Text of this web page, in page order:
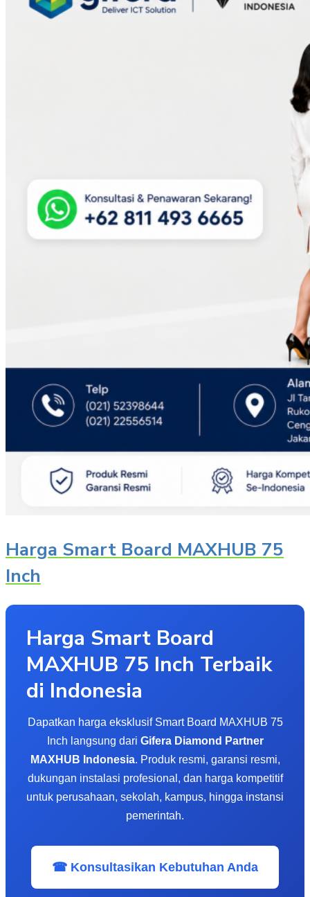
Harga Smart Board MAXHUB 75
Inch
Harga Smart Board
MAXHUB 75 Inch Terbaik
di Indonesia
Dapatkan harga eksklusif Smart Board MAXHUB 75
Inch langsung dari Gifera Diamond Partner
MAXHUB Indonesia. Produk resmi, garansi resmi,
dukungan instalasi profesional, dan harga kompetitif
untuk perusahaan, sekolah, kampus, hingga instansi
pemerintah.
☎ Konsultasikan Kebutuhan Anda